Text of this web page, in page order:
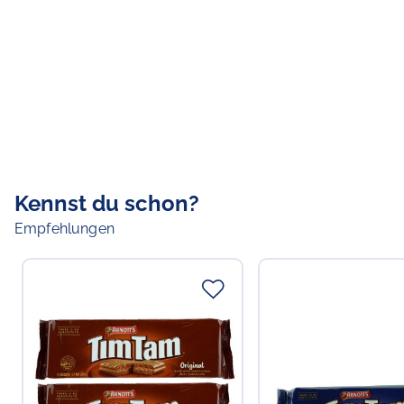
Kennst du schon?
Empfehlungen